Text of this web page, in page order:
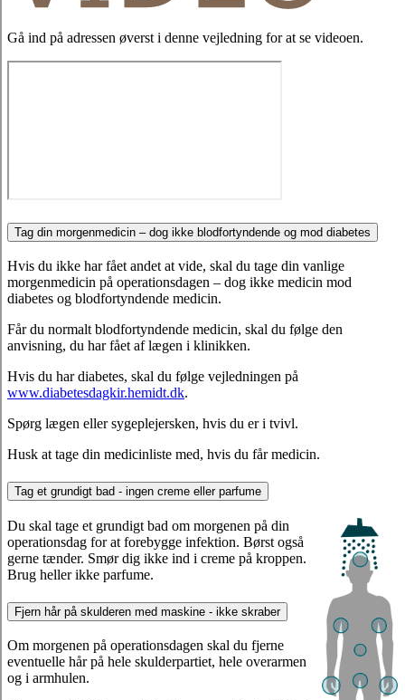
Gå ind på adressen øverst i denne vejledning for at se videoen.
Tag din morgenmedicin – dog ikke blodfortyndende og mod diabetes
Hvis du ikke har fået andet at vide, skal du tage din vanlige
morgenmedicin på operationsdagen – dog ikke medicin mod
diabetes og blodfortyndende medicin.
Får du normalt blodfortyndende medicin, skal du følge den
anvisning, du har fået af lægen i klinikken.
Hvis du har diabetes, skal du følge vejledningen på
www.diabetesdagkir.hemidt.dk.
Spørg lægen eller sygeplejersken, hvis du er i tvivl.
Husk at tage din medicinliste med, hvis du får medicin.
Tag et grundigt bad - ingen creme eller parfume
Du skal tage et grundigt bad om morgenen på din
operationsdag for at forebygge infektion. Børst også
gerne tænder. Smør dig ikke ind i creme på kroppen.
Brug heller ikke parfume.
Fjern hår på skulderen med maskine - ikke skraber
Om morgenen på operationsdagen skal du fjerne
eventuelle hår på hele skulderpartiet, hele overarmen
og i armhulen.